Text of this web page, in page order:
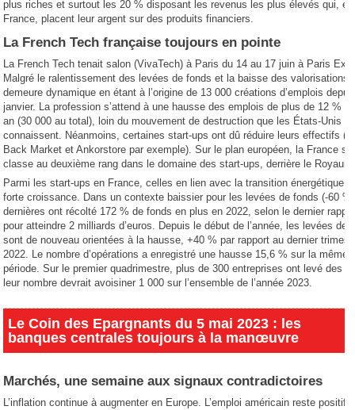
plus riches et surtout les 20 % disposant les revenus les plus élevés qui, en
France, placent leur argent sur des produits financiers.
La French Tech française toujours en pointe
La French Tech tenait salon (VivaTech) à Paris du 14 au 17 juin à Paris
Malgré le ralentissement des levées de fonds et la baisse des valorisations,
demeure dynamique en étant à l’origine de 13 000 créations d’emplois
janvier. La profession s’attend à une hausse des emplois de plus de 12 %
an (30 000 au total), loin du mouvement de destruction que les États-Unis
connaissent. Néanmoins, certaines start-ups ont dû réduire leurs effectifs
Back Market et Ankorstore par exemple). Sur le plan européen, la France se
classe au deuxième rang dans le domaine des start-ups, derrière le
Parmi les start-ups en France, celles en lien avec la transition énergétique
forte croissance. Dans un contexte baissier pour les levées de fonds (-60
dernières ont récolté 172 % de fonds en plus en 2022, selon le dernier
pour atteindre 2 milliards d’euros. Depuis le début de l’année, les levées de
sont de nouveau orientées à la hausse, +40 % par rapport au dernier
2022. Le nombre d’opérations a enregistré une hausse 15,6 % sur la même
période. Sur le premier quadrimestre, plus de 300 entreprises ont levé des
leur nombre devrait avoisiner 1 000 sur l’ensemble de l’année 2023.
Le Coin des Epargnants du 5 mai 2023 : les
banques centrales toujours à la manœuvre
Marchés, une semaine aux signaux contradictoires
L’inflation continue à augmenter en Europe. L’emploi américain reste positif